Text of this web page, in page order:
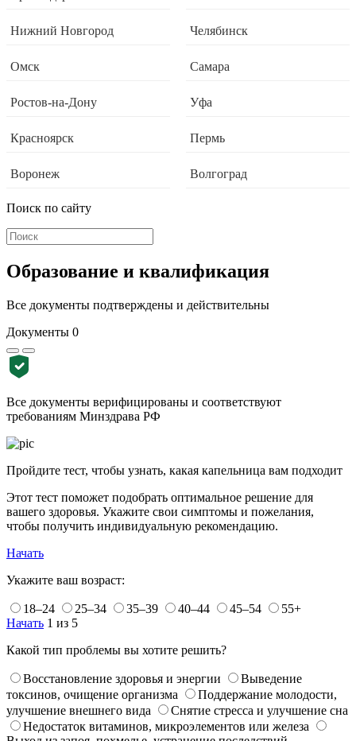
Нижний Новгород Челябинск
Омск Самара
Ростов-на-Дону Уфа
Красноярск Пермь
Воронеж Волгоград
Поиск по сайту
Образование и квалификация
Все документы подтверждены и действительны
Документы 0
Все документы верифицированы и соответствуют
требованиям Минздрава РФ
Пройдите тест, чтобы узнать, какая капельница вам подходит
Этот тест поможет подобрать оптимальное решение для
вашего здоровья. Укажите свои симптомы и пожелания,
чтобы получить индивидуальную рекомендацию.
Начать
Укажите ваш возраст:
18–24 25–34 35–39 40–44 45–54
55+
Начать 1 из 5
Какой тип проблемы вы хотите решить?
Восстановление здоровья и энергии
Выведение
токсинов, очищение организма
Поддержание молодости,
улучшение внешнего вида
Снятие стресса и улучшение сна
Недостаток витаминов, микроэлементов или железа